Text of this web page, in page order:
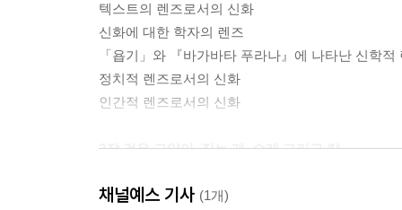
텍스트의 렌즈로서의 신화
신화에 대한 학자의 렌즈
「욥기」와 『바가바타 푸라나』에 나타난 신학
정치적 렌즈로서의 신화
인간적 렌즈로서의 신화
2장 검은 고양이, 짖는 개, 수레 그리고 칼
검은 고양이들의 차이
채널예스 기사 (1개)